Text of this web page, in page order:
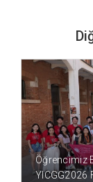
2 GÜN ÖNCE
Öğrencimiz
YICGG2026